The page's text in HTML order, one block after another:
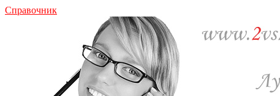
Справочник